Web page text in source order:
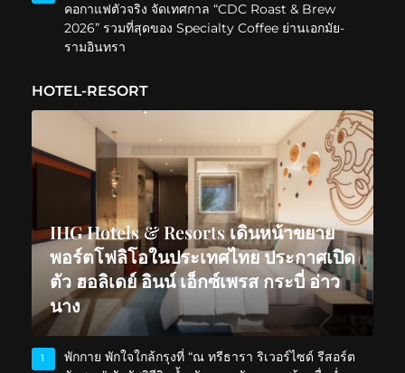
คอกาแฟตัวจริง จัดเทศกาล “CDC Roast & Brew
2026” รวมที่สุดของ Specialty Coffee ย่านเอกมัย-
รามอินทรา
HOTEL-RESORT
IHG Hotels & Resorts เดินหน้าขยาย
พอร์ตโฟลิโอในประเทศไทย ประกาศเปิด
ตัว ฮอลิเดย์ อินน์ เอ็กซ์เพรส กระบี่ อ่าว
นาง
1
พักกาย พักใจใกล้กรุงที่ “ณ ทรีธารา ริเวอร์ไซด์ รีสอร์ต